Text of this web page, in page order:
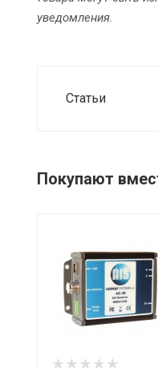
уведомления.
Статьи
Покупают
12/24 VOLTS DC